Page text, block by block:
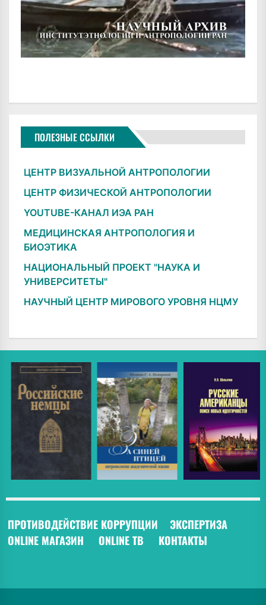
ПОЛЕЗНЫЕ ССЫЛКИ
ЦЕНТР ВИЗУАЛЬНОЙ АНТРОПОЛОГИИ
ЦЕНТР ФИЗИЧЕСКОЙ АНТРОПОЛОГИИ
YOUTUBE-КАНАЛ ИЭА РАН
МЕДИЦИНСКАЯ АНТРОПОЛОГИЯ И
БИОЭТИКА
НАЦИОНАЛЬНЫЙ ПРОЕКТ "НАУКА И
УНИВЕРСИТЕТЫ"
НАУЧНЫЙ ЦЕНТР МИРОВОГО УРОВНЯ НЦМУ
ПРОТИВОДЕЙСТВИЕ КОРРУПЦИИ ЭКСПЕРТИЗА
ONLINE МАГАЗИН
ONLINE ТВ КОНТАКТЫ